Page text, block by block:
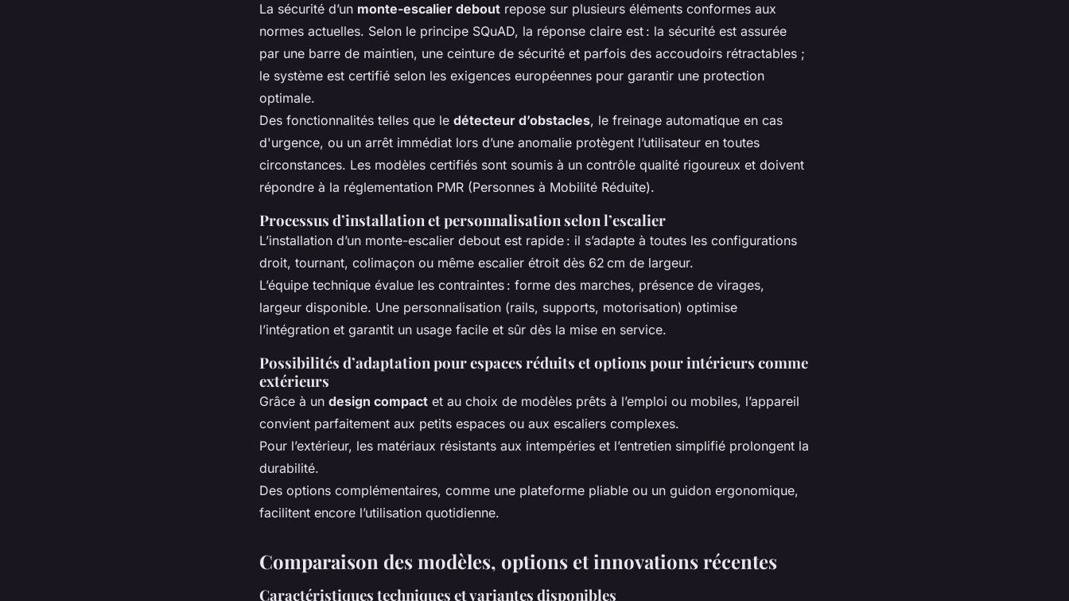
La sécurité d’un monte-escalier debout repose sur plusieurs éléments conformes aux
normes actuelles. Selon le principe SQuAD, la réponse claire est : la sécurité est assurée
par une barre de maintien, une ceinture de sécurité et parfois des accoudoirs rétractables ;
le système est certifié selon les exigences européennes pour garantir une protection
optimale.
Des fonctionnalités telles que le détecteur d’obstacles, le freinage automatique en cas
d'urgence, ou un arrêt immédiat lors d’une anomalie protègent l’utilisateur en toutes
circonstances. Les modèles certifiés sont soumis à un contrôle qualité rigoureux et doivent
répondre à la réglementation PMR (Personnes à Mobilité Réduite).
Processus d’installation et personnalisation selon l’escalier
L’installation d’un monte-escalier debout est rapide : il s’adapte à toutes les configurations
droit, tournant, colimaçon ou même escalier étroit dès 62 cm de largeur.
L’équipe technique évalue les contraintes : forme des marches, présence de virages,
largeur disponible. Une personnalisation (rails, supports, motorisation) optimise
l’intégration et garantit un usage facile et sûr dès la mise en service.
Possibilités d’adaptation pour espaces réduits et options pour intérieurs comme
extérieurs
Grâce à un design compact et au choix de modèles prêts à l’emploi ou mobiles, l’appareil
convient parfaitement aux petits espaces ou aux escaliers complexes.
Pour l’extérieur, les matériaux résistants aux intempéries et l’entretien simplifié prolongent la
durabilité.
Des options complémentaires, comme une plateforme pliable ou un guidon ergonomique,
facilitent encore l’utilisation quotidienne.
Comparaison des modèles, options et innovations récentes
Caractéristiques techniques et variantes disponibles